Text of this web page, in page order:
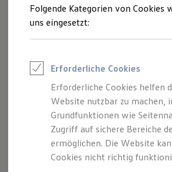
Kühlfahrzeuge
Feuerwehr
ONE Business ID Vorteile
Fahrzeuge online kaufen
Digitaler Marktplatz
Kauf & Finanzierung
Online-Fahrzeugbewertung
Aktionen & Angebote
E-Auto-Förderung
Für Privatkunden
Für Gewerbekunden
Profi Paket
Volkswagen Automobile
GmbH als
dieser Webseite speziell
Impressum
Datenschutzerklärung
Folgende Kategorien von Cookies
uns eingesetzt:
Erforderliche Cookies
Erforderliche Cookies helfen
Website nutzbar zu machen,
Grundfunktionen wie
Zugriff auf sichere Bereiche
ermöglichen. Die Website
Cookies nicht richtig